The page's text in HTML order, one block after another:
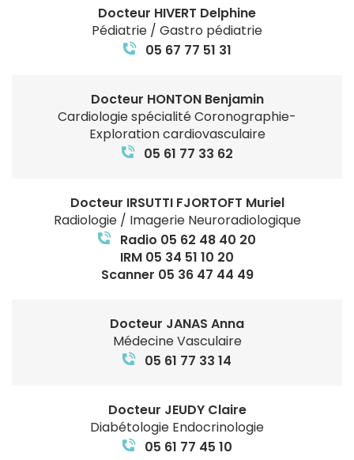
Docteur HIVERT Delphine
Pédiatrie / Gastro pédiatrie
05 67 77 51 31
Docteur HONTON Benjamin
Cardiologie spécialité Coronographie-
Exploration cardiovasculaire
05 61 77 33 62
Docteur IRSUTTI FJORTOFT Muriel
Radiologie / Imagerie Neuroradiologique
Radio 05 62 48 40 20
IRM 05 34 51 10 20
Scanner 05 36 47 44 49
Docteur JANAS Anna
Médecine Vasculaire
05 61 77 33 14
Docteur JEUDY Claire
Diabétologie Endocrinologie
05 61 77 45 10